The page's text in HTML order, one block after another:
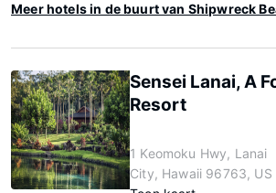
Meer hotels in de buurt van Shipwreck
Sensei Lanai, A
Resort
1 Keomoku Hwy, Lanai
City, Hawaii 96763, US